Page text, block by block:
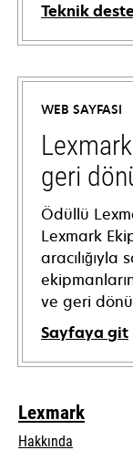
Teknik
opens
in
new
tab
WEB SAYFASI
geri
Ödüllü
Lexmark
aracılığıyla
ve geri
Sayfaya git
Lexmark
Hakkında